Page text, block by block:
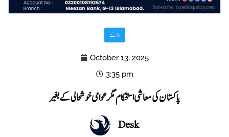
راۓ
October 13, 2025
3:35 pm
پاکستان کی معاشی استحکام مگر عوامی خوشحالی کے بغیر
Desk